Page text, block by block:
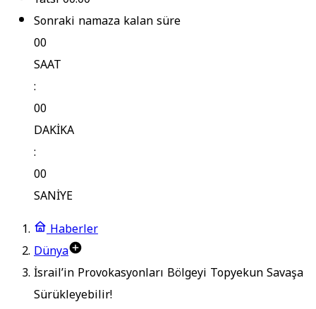
Sonraki namaza kalan süre
00
SAAT
:
00
DAKİKA
:
00
SANİYE
Haberler
Dünya
İsrail’in Provokasyonları Bölgeyi Topyekun Savaşa
Sürükleyebilir!